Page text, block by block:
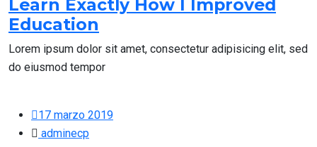
Learn Exactly How I Improved
Education
Lorem ipsum dolor sit amet, consectetur adipisicing elit, sed
do eiusmod tempor
17 marzo 2019
adminecp